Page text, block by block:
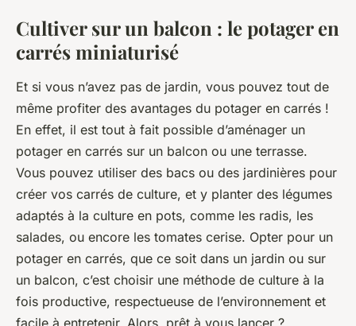
Cultiver sur un balcon : le potager en
carrés miniaturisé
Et si vous n’avez pas de jardin, vous pouvez tout de
même profiter des avantages du potager en carrés !
En effet, il est tout à fait possible d’aménager un
potager en carrés sur un balcon ou une terrasse.
Vous pouvez utiliser des bacs ou des jardinières pour
créer vos carrés de culture, et y planter des légumes
adaptés à la culture en pots, comme les radis, les
salades, ou encore les tomates cerise. Opter pour un
potager en carrés, que ce soit dans un jardin ou sur
un balcon, c’est choisir une méthode de culture à la
fois productive, respectueuse de l’environnement et